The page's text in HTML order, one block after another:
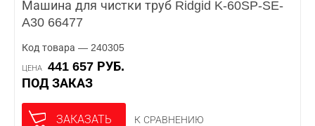
Машина для чистки труб Ridgid K-60SP-SE-
A30 66477
Код товара — 240305
ЦЕНА
441 657 РУБ.
ПОД ЗАКАЗ
ЗАКАЗАТЬ К СРАВНЕНИЮ